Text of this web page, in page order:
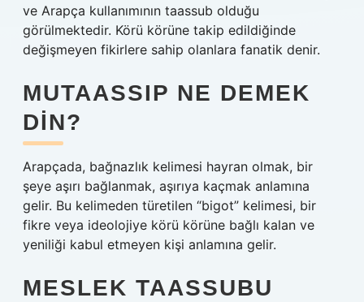
ve Arapça kullanımının taassub olduğu
görülmektedir. Körü körüne takip edildiğinde
değişmeyen fikirlere sahip olanlara fanatik denir.
MUTAASSIP NE DEMEK
DIN?
Arapçada, bağnazlık kelimesi hayran olmak, bir
şeye aşırı bağlanmak, aşırıya kaçmak anlamına
gelir. Bu kelimeden türetilen “bigot” kelimesi, bir
fikre veya ideolojiye körü körüne bağlı kalan ve
yeniliği kabul etmeyen kişi anlamına gelir.
MESLEK TAASSUBU